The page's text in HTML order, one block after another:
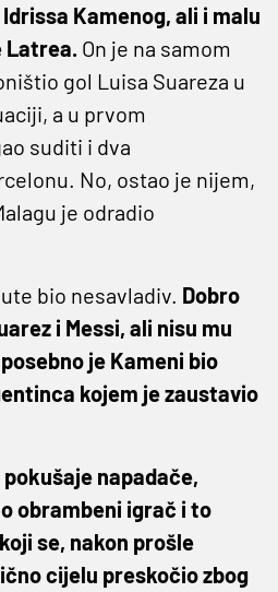
Kamenog, ali i malu
Latrea. On je na samom
gol Luisa Suareza u
a u prvom
suditi i dva
No, ostao je nijem,
je odradio
bio nesavladiv. Dobro
i Messi, ali nisu mu
je Kameni bio
kojem je zaustavio
napadače,
obrambeni igrač i to
se, nakon prošle
cijelu preskočio zbog